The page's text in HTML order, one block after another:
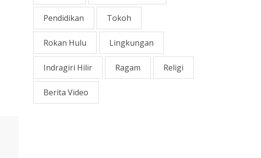
Pendidikan Tokoh
Rokan Hulu Lingkungan
Indragiri Hilir Ragam Religi
Berita Video